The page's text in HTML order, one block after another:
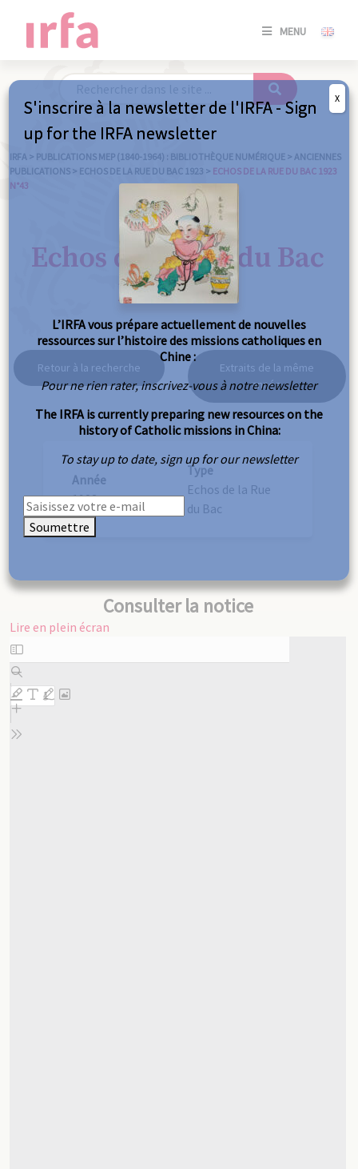
MENU
SE
/
IRFA > PUBLICATIONS MEP (1840-1964) : BIBLIOTHÈQUE NUMÉRIQUE > ANCIENNES
PUBLICATIONS > ECHOS DE LA RUE DU BAC 1923 > ECHOS DE LA RUE DU BAC 1923
N°43
Echos de la Rue du Bac
1923 n°43
Retour à la recherche
Extraits de la même
année
Année
1923
Type
Echos de la Rue
du Bac
Consulter la notice
Lire en plein écran
Aller
au
contenu
PDF
S'inscrire à la newsletter de l'IRFA - Sign
up for the IRFA newsletter
L’IRFA vous prépare actuellement de nouvelles
ressources sur l’histoire des missions catholiques en
Chine :
Pour ne rien rater, inscrivez-vous à notre newsletter
The IRFA is currently preparing new resources on the
history of Catholic missions in China:
To stay up to date, sign up for our newsletter
Soumettre
X